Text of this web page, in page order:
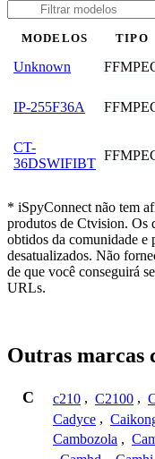
MODELOS TIPO
Unknown
IP-255F36A
CT-
36DSWIFIBT
* iSpyConnect não tem
produtos de Ctvision. Os
obtidos da comunidade e
desatualizados. Não
de que você conseguirá
URLs.
Outras marcas
C c210 , C2100 ,
Cadyce ,
Cambozola ,